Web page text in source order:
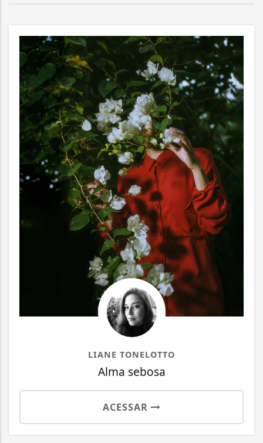
LIANE TONELOTTO
Alma sebosa
ACESSAR